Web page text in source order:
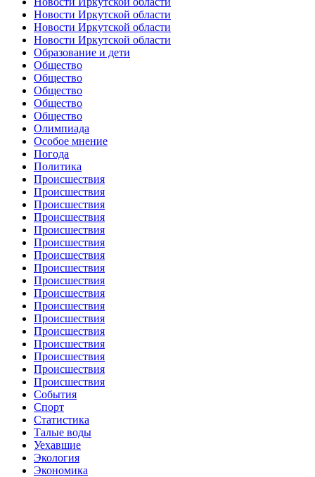
Новости Иркутской области
Новости Иркутской области
Новости Иркутской области
Образование и дети
Общество
Общество
Общество
Общество
Общество
Олимпиада
Особое мнение
Погода
Политика
Происшествия
Происшествия
Происшествия
Происшествия
Происшествия
Происшествия
Происшествия
Происшествия
Происшествия
Происшествия
Происшествия
Происшествия
Происшествия
Происшествия
Происшествия
Происшествия
Происшествия
События
Спорт
Статистика
Талые воды
Уехавшие
Экология
Экономика